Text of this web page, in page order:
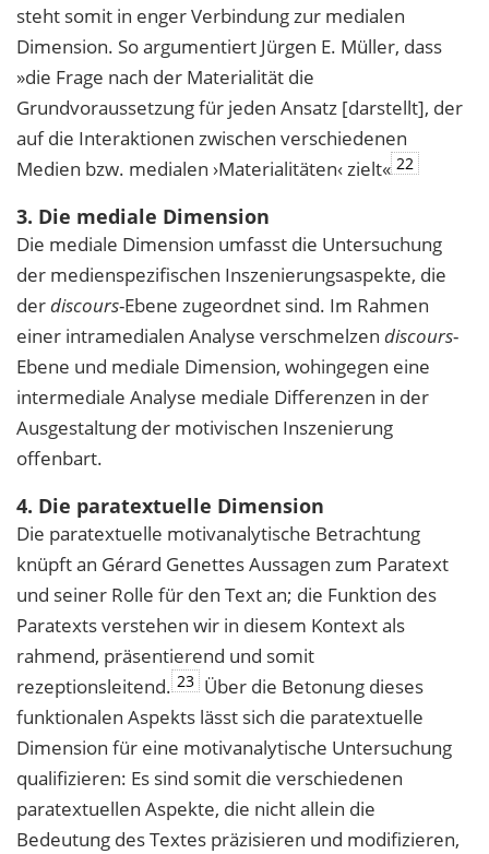
steht somit in enger Verbindung zur medialen
Dimension. So argumentiert Jürgen E. Müller, dass
»die Frage nach der Materialität die
Grundvoraussetzung für jeden Ansatz [darstellt], der
auf die Interaktionen zwischen verschiedenen
Medien bzw. medialen ›Materialitäten‹ zielt« 22
3. Die mediale Dimension
Die mediale Dimension umfasst die Untersuchung
der medienspezifischen Inszenierungsaspekte, die
derdiscours-Ebene zugeordnet sind. Im Rahmen
einer intramedialen Analyse verschmelzen discours-
Ebene und mediale Dimension, wohingegen eine
intermediale Analyse mediale Differenzen in der
Ausgestaltung der motivischen Inszenierung
offenbart.
4. Die paratextuelle Dimension
Die paratextuelle motivanalytische Betrachtung
knüpft an Gérard Genettes Aussagen zum Paratext
und seiner Rolle für den Text an; die Funktion des
Paratexts verstehen wir in diesem Kontext als
rahmend, präsentierend und somit
rezeptionsleitend. 23 Über die Betonung dieses
funktionalen Aspekts lässt sich die paratextuelle
Dimension für eine motivanalytische Untersuchung
qualifizieren: Es sind somit die verschiedenen
paratextuellen Aspekte, die nicht allein die
Bedeutung des Textes präzisieren und modifizieren,